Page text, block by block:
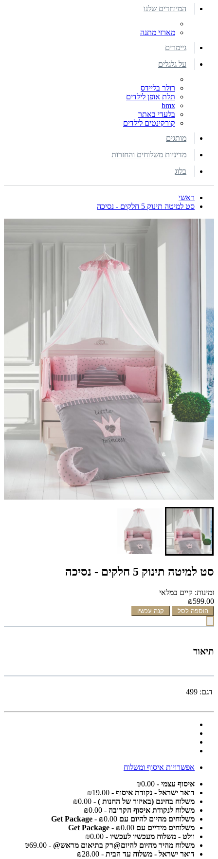
המיוחדים שלנו
מארזי מתנה
גיימרים
על גלגלים
רולר בליידס
תלת אופן לילדים
bmx
בלעדי באתר
קורקינטים לילדים
מותגים
מדיניות משלוחים והחזרות
בלוג
ראשי
סט למיטה תינוק 5 חלקים - נסיכה
סט למיטה תינוק 5 חלקים - נסיכה
זמינות: קיים במלאי
₪599.00
הוספה לסל קנה עכשיו
תיאור
דגם: 499
אפשרויות איסוף ומשלוח
איסוף עצמי - ₪0.00
דואר ישראל - נקודת איסוף - ₪19.00
משלוח בחינם (באיזור של החנות ) - ₪0.00
משלוח לנקודת איסוף הקרובה - ₪0.00
משלוחים מהיום להיום עם Get Package - ₪0.00
משלוחים מידיים עם Get Package - ₪0.00
וולט - משלוח מעכשיו לעכשיו - ₪0.00
משלוח מהיר מהיום להיום@רק בתיאום מראש@ - ₪69.00
דואר ישראל - משלוח עד הבית - ₪28.00